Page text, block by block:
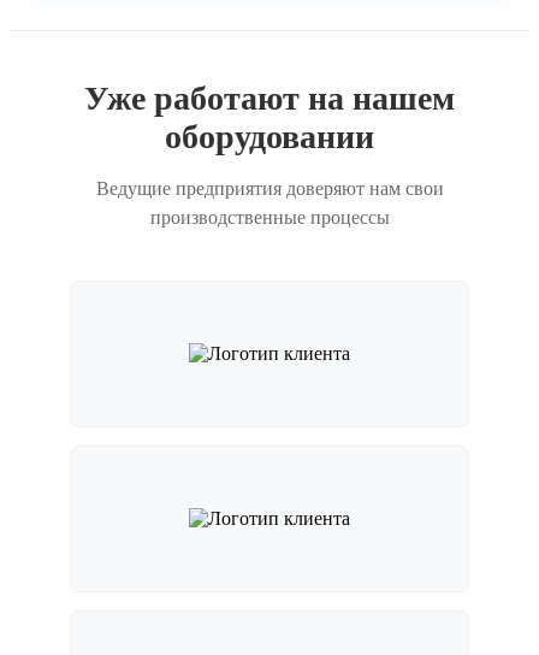
Уже работают на нашем
оборудовании
Ведущие предприятия доверяют нам свои
производственные процессы